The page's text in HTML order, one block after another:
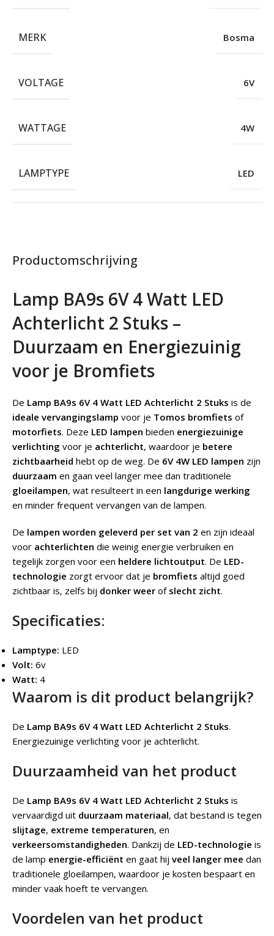
Productomschrijving
Lamp BA9s 6V 4 Watt LED
Achterlicht 2 Stuks –
Duurzaam en Energiezuinig
voor je Bromfiets
De Lamp BA9s 6V 4 Watt LED Achterlicht 2 Stuks is de
ideale vervangingslamp voor je Tomos bromfiets of
motorfiets. Deze LED lampen bieden energiezuinige
verlichting voor je achterlicht, waardoor je betere
zichtbaarheid hebt op de weg. De 6V 4W LED lampen zijn
duurzaam en gaan veel langer mee dan traditionele
gloeilampen, wat resulteert in een langdurige werking
en minder frequent vervangen van de lampen.
De lampen worden geleverd per set van 2 en zijn ideaal
voor achterlichten die weinig energie verbruiken en
tegelijk zorgen voor een heldere lichtoutput. De LED-
technologie zorgt ervoor dat je bromfiets altijd goed
zichtbaar is, zelfs bij donker weer of slecht zicht.
Specificaties:
Lamptype: LED
Volt: 6v
Watt: 4
Waarom is dit product belangrijk?
De Lamp BA9s 6V 4 Watt LED Achterlicht 2 Stuks.
Energiezuinige verlichting voor je achterlicht.
Duurzaamheid van het product
De Lamp BA9s 6V 4 Watt LED Achterlicht 2 Stuks is
vervaardigd uit duurzaam materiaal, dat bestand is tegen
slijtage, extreme temperaturen, en
verkeersomstandigheden. Dankzij de LED-technologie is
de lamp energie-efficiënt en gaat hij veel langer mee dan
traditionele gloeilampen, waardoor je kosten bespaart en
minder vaak hoeft te vervangen.
Voordelen van het product
MERK Bosma
VOLTAGE 6V
WATTAGE 4W
LAMPTYPE LED